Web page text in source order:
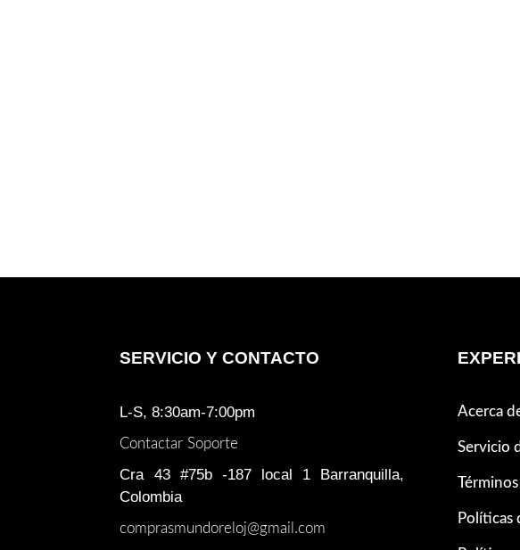
SERVICIO Y CONTACTO
L-S, 8:30am-7:00pm
Contactar Soporte
Cra 43 #75b -187 local 1 Barranquilla,
Colombia
comprasmundoreloj@gmail.com
Acerca
Servicio
Políticas